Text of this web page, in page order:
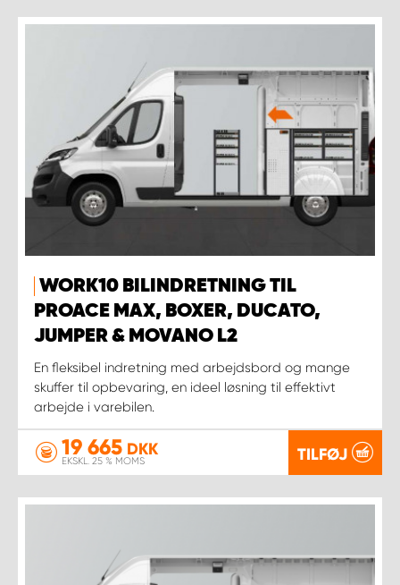
WORK10 BILINDRETNING TIL
PROACE MAX, BOXER, DUCATO,
JUMPER & MOVANO L2
En fleksibel indretning med arbejdsbord og mange
skuffer til opbevaring, en ideel løsning til effektivt
arbejde i varebilen.
19 665 DKK
EKSKL. 25 % MOMS TILFØJ